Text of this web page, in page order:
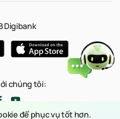
Digibank
chúng tôi:
để phục vụ tốt hơn.